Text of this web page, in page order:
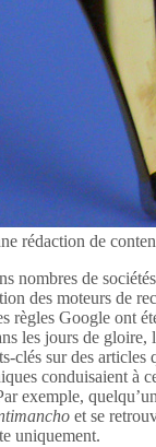
rédaction de
nombres de
des moteurs de
règles Google ont
les jours de gloire,
clés sur des articles
conduisaient à
exemple,
et se
uniquement.